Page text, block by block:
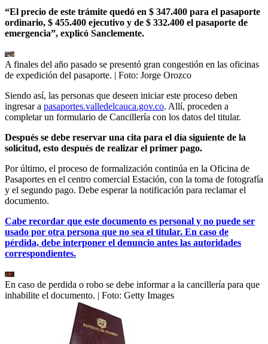
“El precio de este trámite quedó en $ 347.400 para el pasaporte
ordinario, $ 455.400 ejecutivo y de $ 332.400 el pasaporte de
emergencia”, explicó Sanclemente.
A finales del año pasado se presentó gran congestión en las oficinas
de expedición del pasaporte. | Foto: Jorge Orozco
Siendo así, las personas que deseen iniciar este proceso deben
ingresar a pasaportes.valledelcauca.gov.co. Allí, proceden a
completar un formulario de Cancillería con los datos del titular.
Después se debe reservar una cita para el día siguiente de la
solicitud, esto después de realizar el primer pago.
Por último, el proceso de formalización continúa en la Oficina de
Pasaportes en el centro comercial Estación, con la toma de fotografía
y el segundo pago. Debe esperar la notificación para reclamar el
documento.
Cabe recordar que este documento es personal y no puede ser
usado por otra persona que no sea el titular. En caso de
pérdida, debe interponer el denuncio antes las autoridades
correspondientes.
En caso de perdida o robo se debe informar a la cancillería para que
inhabilite el documento. | Foto: Getty Images